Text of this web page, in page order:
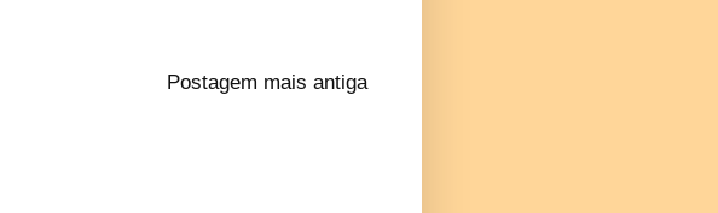
Postagem mais antiga